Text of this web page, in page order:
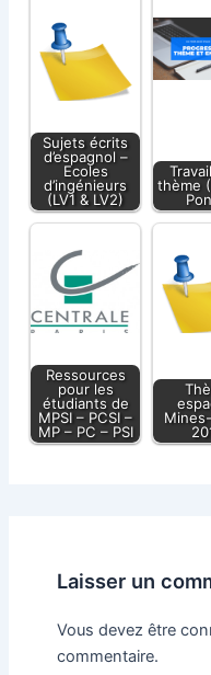
Sujets écrits
d’espagnol –
Ecoles
d’ingénieurs
(LV1 & LV2)
thème
Ressources
pour les
étudiants de
MPSI – PCSI –
MP – PC – PSI
Laisser un
Vous devez être
commentaire.